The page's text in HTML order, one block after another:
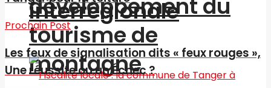
développement du
tourisme de
montagne
interrégionale
Prochain Post
Les feux de signalisation dits « feux rouges »,
Une réussite ou un Échec ?